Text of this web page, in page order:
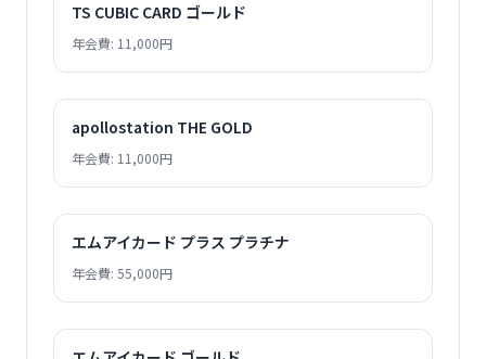
TS CUBIC CARD ゴールド
年会費: 11,000円
apollostation THE GOLD
年会費: 11,000円
エムアイカード プラス プラチナ
年会費: 55,000円